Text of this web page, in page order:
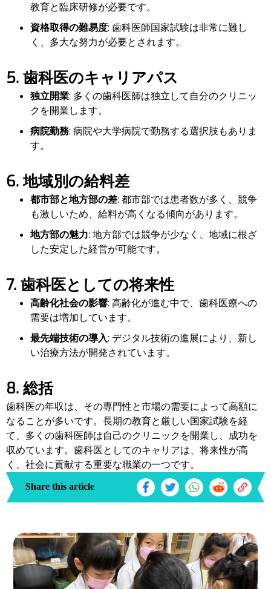
教育と臨床研修が必要です。
資格取得の難易度: 歯科医師国家試験は非常に難し
く、多大な努力が必要とされます。
5. 歯科医のキャリアパス
独立開業: 多くの歯科医師は独立して自分のクリニッ
クを開業します。
病院勤務: 病院や大学病院で勤務する選択肢もありま
す。
6. 地域別の給料差
都市部と地方部の差: 都市部では患者数が多く、競争
も激しいため、給料が高くなる傾向があります。
地方部の魅力: 地方部では競争が少なく、地域に根ざ
した安定した経営が可能です。
7. 歯科医としての将来性
高齢化社会の影響: 高齢化が進む中で、歯科医療への
需要は増加しています。
最先端技術の導入: デジタル技術の進展により、新し
い治療方法が開発されています。
8. 総括
歯科医の年収は、その専門性と市場の需要によって高額に
なることが多いです。長期の教育と厳しい国家試験を経
て、多くの歯科医師は自己のクリニックを開業し、成功を
収めています。歯科医としてのキャリアは、将来性が高
く、社会に貢献する重要な職業の一つです。
Share this article